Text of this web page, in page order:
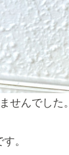
せんでした。
。